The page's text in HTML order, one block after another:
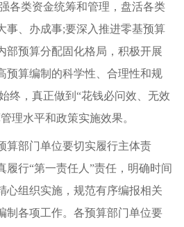
各类资金统筹和管理，盘活各类
事、办成事;要深入推进零基预算
部预算分配固化格局，积极开展
预算编制的科学性、合理性和规
终，真正做到“花钱必问效、无效
理水平和政策实施效果。
算部门单位要切实履行主体责
履行“第一责任人”责任，明确时间
心组织实施，规范有序编报相关
制各项工作。各预算部门单位要